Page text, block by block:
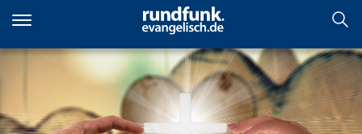
zum
Inhalt
Woran mein Herz hängt